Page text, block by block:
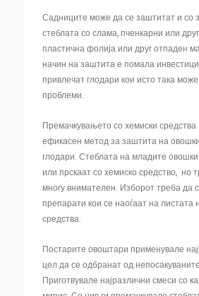
Садниците може да се заштитат и со
стеблата со слама, пченкарни или
пластична фолија или друг отпаден
начин на заштита е помала
привлечат глодари кои исто така
проблеми.
Премачкувањето со хемиски
ефикасен метод за заштита на
глодари. Стеблата на младите
или прскаат со хемиско средство, но
многу внимателен. Изборот треба да
препарати кои се наоѓаат на листата
средства.
Постарите овоштари применувале
цел да се одбранат од
Приготвувале најразлични смеси со